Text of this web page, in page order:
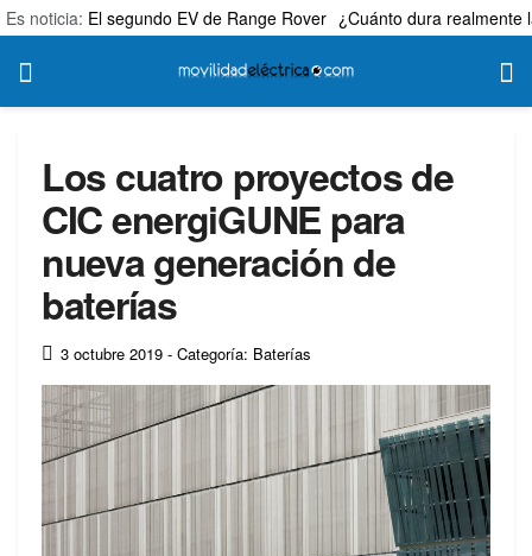
Es noticia: El segundo EV de Range Rover ¿Cuánto dura realmente
Los cuatro proyectos de
CIC energiGUNE para
nueva generación de
baterías
3 octubre 2019 - Categoría: Baterías